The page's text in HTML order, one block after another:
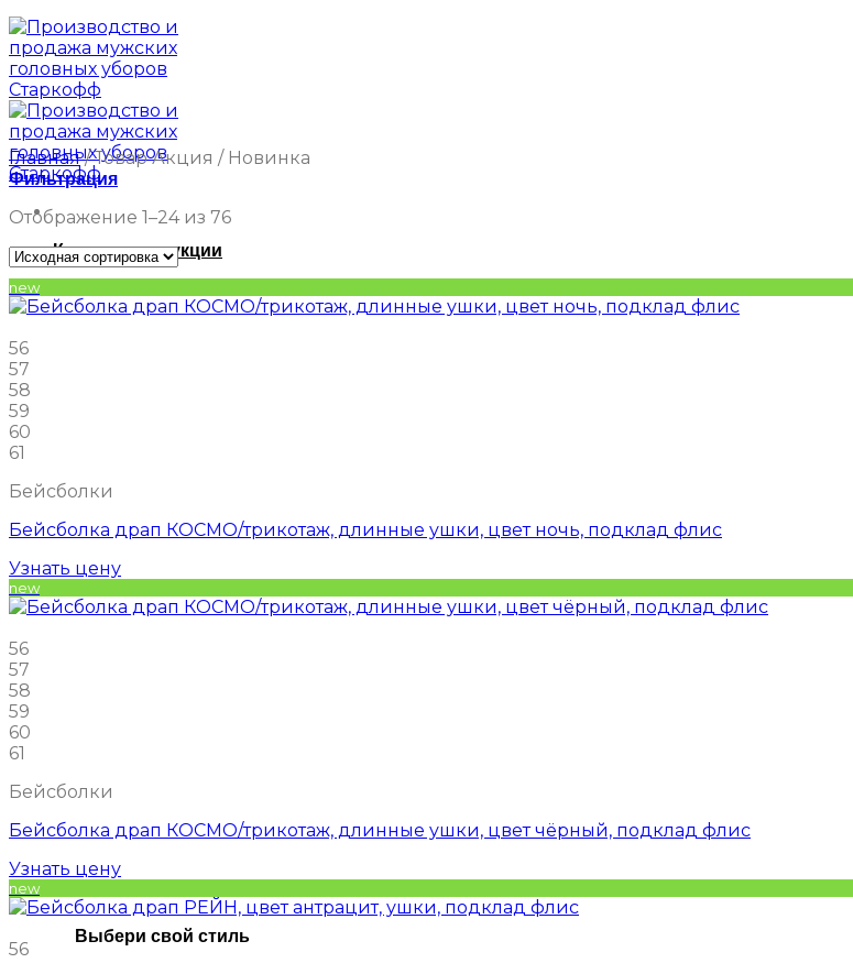
Каталог продукции
Выбери свой стиль
Главная /Товар Акция /Новинка
Фильтрация
Отображение 1–24 из 76
new
56
57
58
59
60
61
Бейсболки
Бейсболка драп КОСМО/трикотаж, длинные ушки, цвет ночь, подклад флис
Узнать цену
new
56
57
58
59
60
61
Бейсболки
Бейсболка драп КОСМО/трикотаж, длинные ушки, цвет чёрный, подклад флис
Узнать цену
new
56